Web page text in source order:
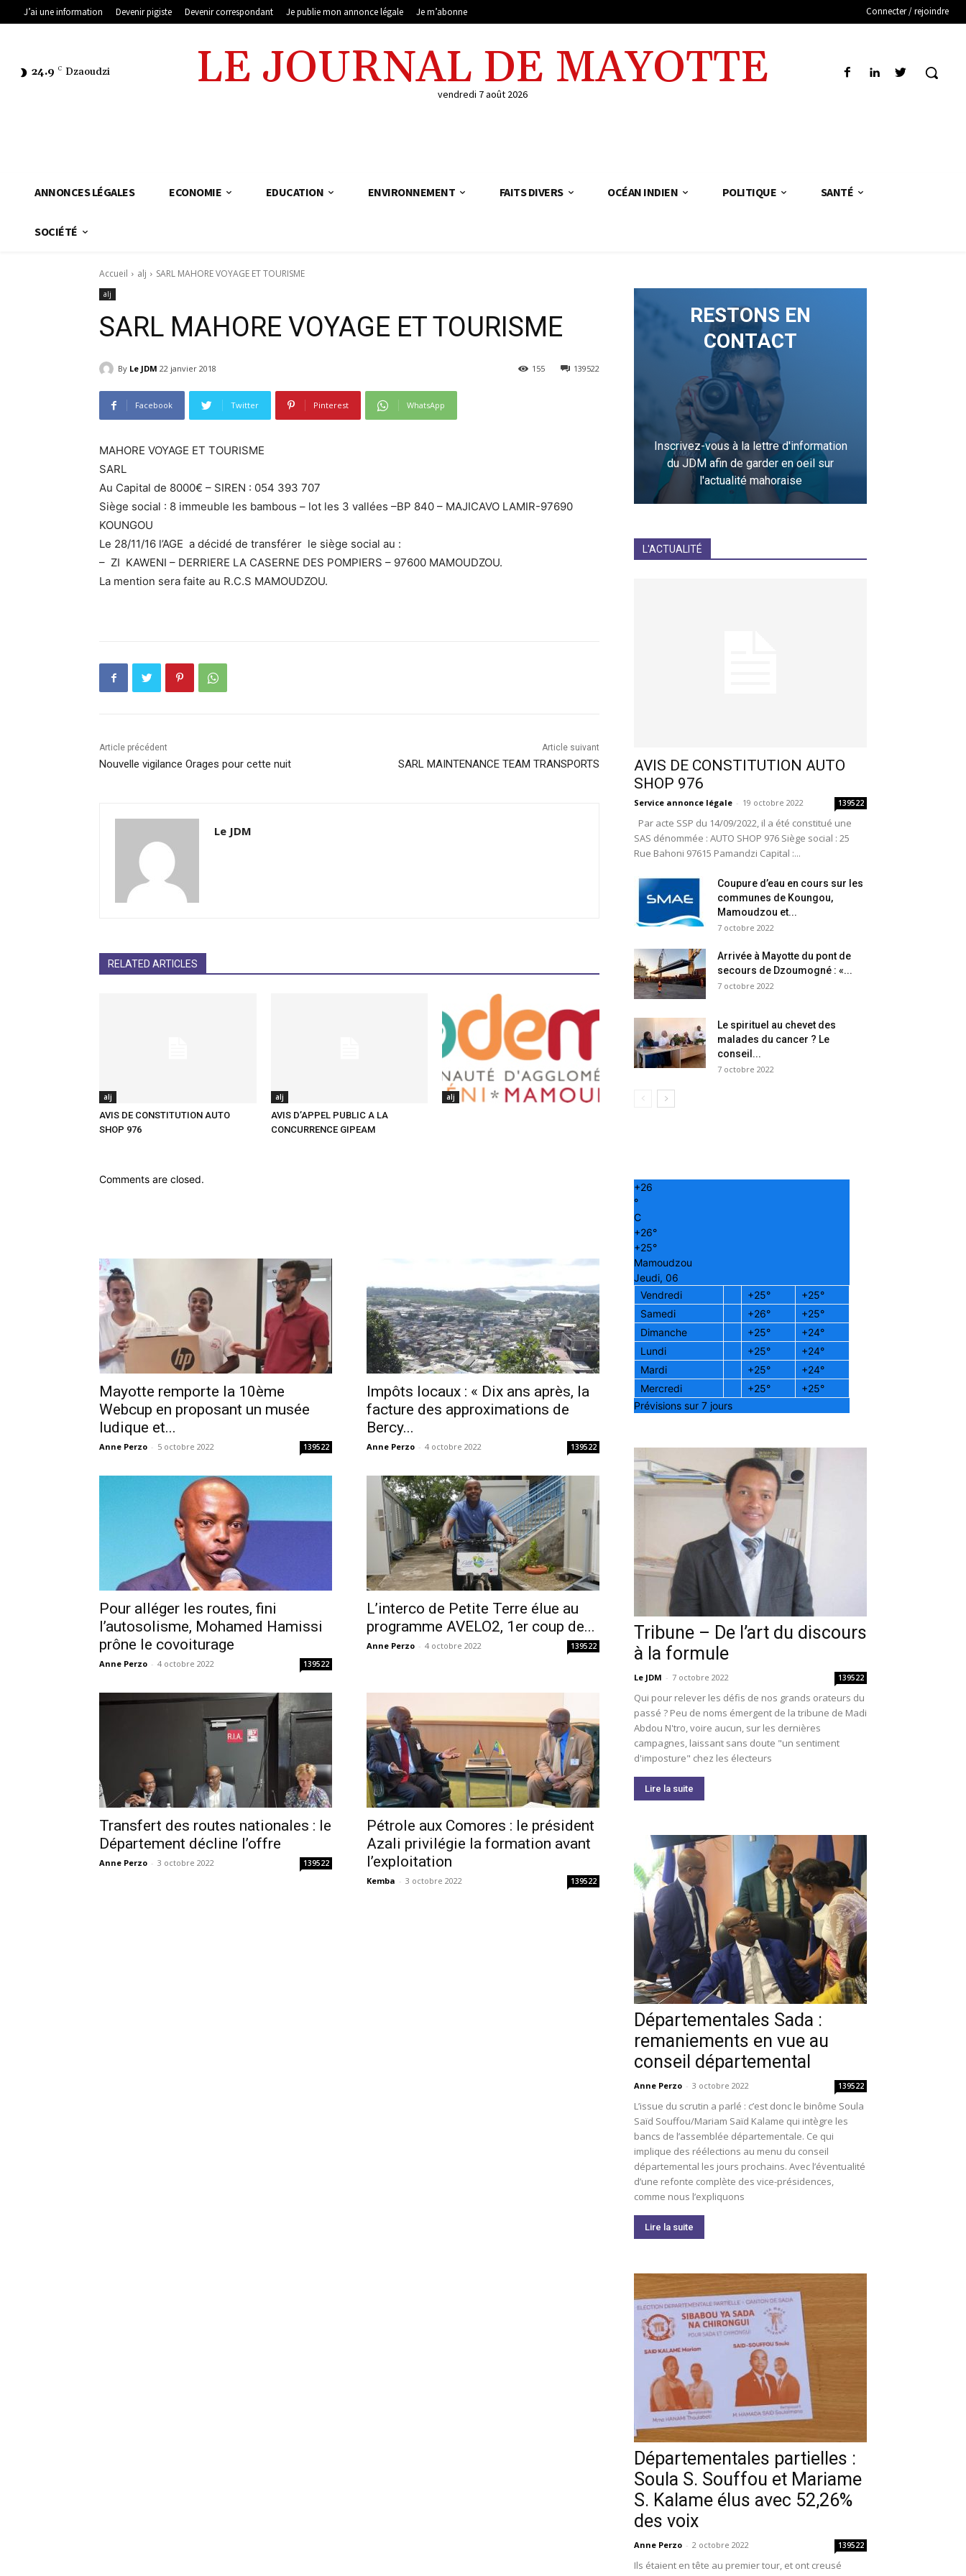
J’ai une information Devenir pigiste Devenir correspondant Je publie mon annonce légale Je m’abonne Connecter / rejoindre
24.9 C Dzaoudzi LE JOURNAL DE MAYOTTE
vendredi 7 août 2026
ANNONCES LÉGALES ECONOMIE EDUCATION ENVIRONNEMENT FAITS DIVERS OCÉAN INDIEN POLITIQUE SANTÉ
SOCIÉTÉ
Accueil alj SARL MAHORE VOYAGE ET TOURISME
alj
SARL MAHORE VOYAGE ET TOURISME
By Le JDM 22 janvier 2018 139522
155
Facebook Twitter Pinterest WhatsApp
MAHORE VOYAGE ET TOURISME
SARL
Au Capital de 8000€ – SIREN : 054 393 707
Siège social : 8 immeuble les bambous – lot les 3 vallées –BP 840 – MAJICAVO LAMIR-97690
KOUNGOU
Le 28/11/16 l’AGE a décidé de transférer le siège social au :
– ZI KAWENI – DERRIERE LA CASERNE DES POMPIERS – 97600 MAMOUDZOU.
La mention sera faite au R.C.S MAMOUDZOU.
Article précédent
Nouvelle vigilance Orages pour cette nuit
Article suivant
SARL MAINTENANCE TEAM TRANSPORTS
Le JDM
RELATED ARTICLES
alj
AVIS DE CONSTITUTION AUTO
SHOP 976
alj
AVIS D’APPEL PUBLIC A LA
CONCURRENCE GIPEAM
alj
Comments are closed.
Mayotte remporte la 10ème
Webcup en proposant un musée
ludique et...
Anne Perzo - 5 octobre 2022 139522
Impôts locaux : « Dix ans après, la
facture des approximations de
Bercy...
Anne Perzo - 4 octobre 2022 139522
Pour alléger les routes, fini
l’autosolisme, Mohamed Hamissi
prône le covoiturage
Anne Perzo - 4 octobre 2022 139522
L’interco de Petite Terre élue au
programme AVELO2, 1er coup de...
Anne Perzo - 4 octobre 2022 139522
Transfert des routes nationales : le
Département décline l’offre
Anne Perzo - 3 octobre 2022 139522
Pétrole aux Comores : le président
Azali privilégie la formation avant
l’exploitation
Kemba - 3 octobre 2022 139522
RESTONS EN
CONTACT
Inscrivez-vous à la lettre d'information
du JDM afin de garder en oeil sur
l'actualité mahoraise
L'ACTUALITÉ
AVIS DE CONSTITUTION AUTO
SHOP 976
Service annonce légale - 19 octobre 2022 139522
Par acte SSP du 14/09/2022, il a été constitué une
SAS dénommée : AUTO SHOP 976 Siège social : 25
Rue Bahoni 97615 Pamandzi Capital :...
Coupure d’eau en cours sur les
communes de Koungou,
Mamoudzou et...
7 octobre 2022
Arrivée à Mayotte du pont de
secours de Dzoumogné : «...
7 octobre 2022
Le spirituel au chevet des
malades du cancer ? Le
conseil...
7 octobre 2022
+26
°
C
+26°
+25°
Mamoudzou
Jeudi, 06
Vendredi
+25° +25°
Samedi
+26° +25°
Dimanche
+25° +24°
Lundi
+25° +24°
Mardi
+25° +24°
Mercredi
+25° +25°
Prévisions sur 7 jours
Tribune – De l’art du discours
à la formule
Le JDM - 7 octobre 2022 139522
Qui pour relever les défis de nos grands orateurs du
passé ? Peu de noms émergent de la tribune de Madi
Abdou N'tro, voire aucun, sur les dernières
campagnes, laissant sans doute "un sentiment
d'imposture" chez les électeurs
Lire la suite
Départementales Sada :
remaniements en vue au
conseil départemental
Anne Perzo - 3 octobre 2022 139522
L’issue du scrutin a parlé : c’est donc le binôme Soula
Saïd Souffou/Mariam Saïd Kalame qui intègre les
bancs de l’assemblée départementale. Ce qui
implique des réélections au menu du conseil
départemental les jours prochains. Avec l’éventualité
d’une refonte complète des vice-présidences,
comme nous l’expliquons
Lire la suite
Départementales partielles :
Soula S. Souffou et Mariame
S. Kalame élus avec 52,26%
des voix
Anne Perzo - 2 octobre 2022 139522
Ils étaient en tête au premier tour, et ont creusé